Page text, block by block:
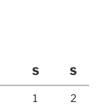
S S
1 2